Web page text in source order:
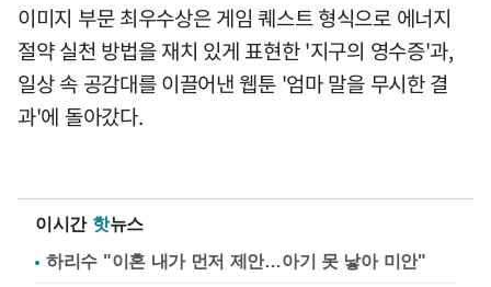
이미지 부문 최우수상은 게임 퀘스트 형식으로 에너지
절약 실천 방법을 재치 있게 표현한 '지구의 영수증'과,
일상 속 공감대를 이끌어낸 웹툰 '엄마 말을 무시한 결
과'에 돌아갔다.
이시간 핫뉴스
하리수 "이혼 내가 먼저 제안…아기 못 낳아 미안"